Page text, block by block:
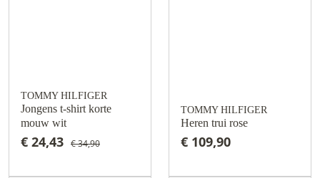
TOMMY HILFIGER
Jongens t-shirt korte
mouw wit
€ 24,43 € 34,90
TOMMY HILFIGER
Heren trui rose
€ 109,90